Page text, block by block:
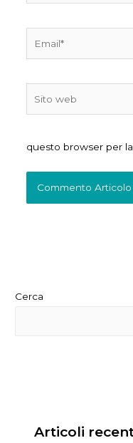
web
questo browser per
Cerca
Articoli